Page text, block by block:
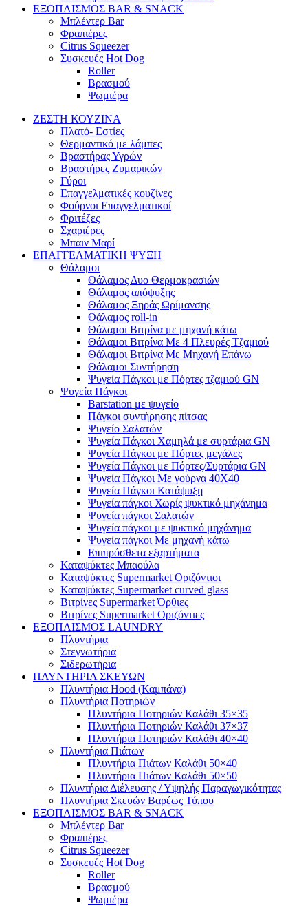
ΕΞΟΠΛΙΣΜΟΣ BAR & SNACK
Μπλέντερ Bar
Φραπιέρες
Citrus Squeezer
Συσκευές Hot Dog
Roller
Βρασμού
Ψωμιέρα
ΖΕΣΤΗ ΚΟΥΖΙΝΑ
Πλατό- Εστίες
Θερμαντικό με λάμπες
Βραστήρας Υγρών
Βραστήρες Ζυμαρικών
Γύροι
Επαγγελματικές κουζίνες
Φούρνοι Επαγγελματικοί
Φριτέζες
Σχαριέρες
Μπαιν Μαρί
ΕΠΑΓΓΕΛΜΑΤΙΚΗ ΨΥΞΗ
Θάλαμοι
Θάλαμος Δυο Θερμοκρασιών
Θάλαμος απόψυξης
Θάλαμος Ξηράς Ωρίμανσης
Θάλαμος roll-in
Θάλαμοι Βιτρίνα με μηχανή κάτω
Θάλαμοι Βιτρίνα Με 4 Πλευρές Τζαμιού
Θάλαμοι Βιτρίνα Με Μηχανή Επάνω
Θάλαμοι Συντήρηση
Ψυγεία Πάγκοι με Πόρτες τζαμιού GN
Ψυγεία Πάγκοι
Barstation με ψυγείο
Πάγκοι συντήρησης πίτσας
Ψυγείο Σαλατών
Ψυγεία Πάγκοι Χαμηλά με συρτάρια GN
Ψυγεία Πάγκοι με Πόρτες μεγάλες
Ψυγεία Πάγκοι με Πόρτες/Συρτάρια GN
Ψυγεία Πάγκοι Με γούρνα 40Χ40
Ψυγεία Πάγκοι Κατάψυξη
Ψυγεία πάγκοι Χωρίς ψυκτικό μηχάνημα
Ψυγεία πάγκοι Σαλατών
Ψυγεία πάγκοι με ψυκτικό μηχάνημα
Ψυγεία πάγκοι Με μηχανή κάτω
Επιπρόσθετα εξαρτήματα
Καταψύκτες Μπαούλα
Καταψύκτες Supermarket Οριζόντιοι
Καταψύκτες Supermarket curved glass
Βιτρίνες Supermarket Όρθιες
Βιτρίνες Supermarket Οριζόντιες
ΕΞΟΠΛΙΣΜΟΣ LAUNDRY
Πλυντήρια
Στεγνωτήρια
Σιδερωτήρια
ΠΛΥΝΤΗΡΙΑ ΣΚΕΥΩΝ
Πλυντήρια Hood (Καμπάνα)
Πλυντήρια Ποτηριών
Πλυντήρια Ποτηριών Καλάθι 35×35
Πλυντήρια Ποτηριών Καλάθι 37×37
Πλυντήρια Ποτηριών Καλάθι 40×40
Πλυντήρια Πιάτων
Πλυντήρια Πιάτων Καλάθι 50×40
Πλυντήρια Πιάτων Καλάθι 50×50
Πλυντήρια Διέλευσης / Υψηλής Παραγωγικότητας
Πλυντήρια Σκευών Βαρέως Τύπου
ΕΞΟΠΛΙΣΜΟΣ BAR & SNACK
Μπλέντερ Bar
Φραπιέρες
Citrus Squeezer
Συσκευές Hot Dog
Roller
Βρασμού
Ψωμιέρα